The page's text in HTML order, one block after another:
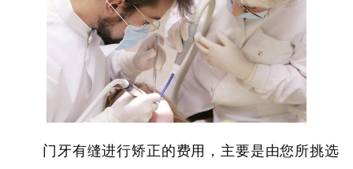
门牙有缝进行矫正的费用，主要是由您所挑选